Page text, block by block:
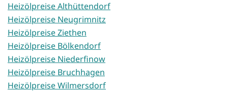
Heizölpreise Althüttendorf
Heizölpreise Neugrimnitz
Heizölpreise Ziethen
Heizölpreise Bölkendorf
Heizölpreise Niederfinow
Heizölpreise Bruchhagen
Heizölpreise Wilmersdorf